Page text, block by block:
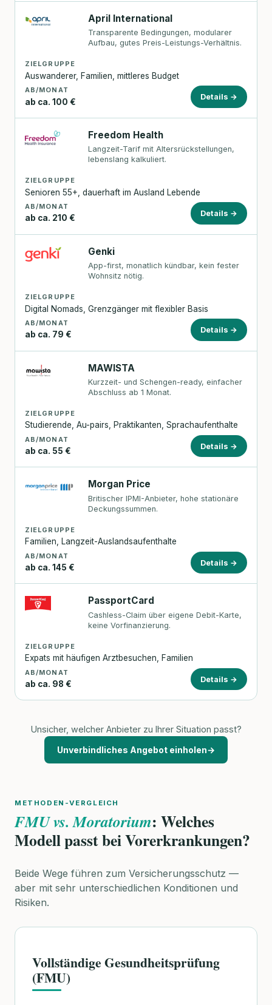
April International
Transparente Bedingungen, modularer
Aufbau, gutes Preis-Leistungs-Verhältnis.
ZIELGRUPPE
Auswanderer, Familien, mittleres Budget
AB/MONAT
ab ca. 100 €
Details →
Freedom Health
Langzeit-Tarif mit Altersrückstellungen,
lebenslang kalkuliert.
ZIELGRUPPE
Senioren 55+, dauerhaft im Ausland Lebende
AB/MONAT
ab ca. 210 €
Details →
Genki
App-first, monatlich kündbar, kein fester
Wohnsitz nötig.
ZIELGRUPPE
Digital Nomads, Grenzgänger mit flexibler Basis
AB/MONAT
ab ca. 79 €
Details →
MAWISTA
Kurzzeit- und Schengen-ready, einfacher
Abschluss ab 1 Monat.
ZIELGRUPPE
Studierende, Au-pairs, Praktikanten, Sprachaufenthalte
AB/MONAT
ab ca. 55 €
Details →
Morgan Price
Britischer IPMI-Anbieter, hohe stationäre
Deckungssummen.
ZIELGRUPPE
Familien, Langzeit-Auslandsaufenthalte
AB/MONAT
ab ca. 145 €
Details →
PassportCard
Cashless-Claim über eigene Debit-Karte,
keine Vorfinanzierung.
ZIELGRUPPE
Expats mit häufigen Arztbesuchen, Familien
AB/MONAT
ab ca. 98 €
Details →
Unsicher, welcher Anbieter zu Ihrer Situation passt?
Unverbindliches Angebot einholen→
METHODEN-VERGLEICH
FMU vs. Moratorium: Welches
Modell passt bei Vorerkrankungen?
Beide Wege führen zum Versicherungsschutz —
aber mit sehr unterschiedlichen Konditionen und
Risiken.
Vollständige Gesundheitsprüfung
(FMU)